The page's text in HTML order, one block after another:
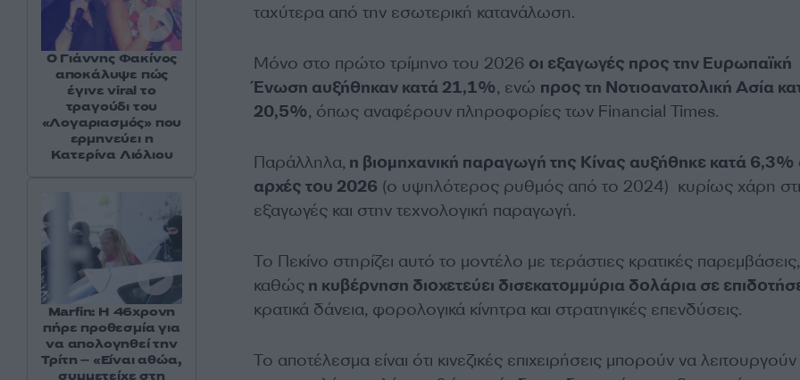
ταχύτερα από την εσωτερική κατανάλωση.
Μόνο στο πρώτο τρίμηνο του 2026 οι εξαγωγές προς την Ευρωπαϊκή
Ένωση αυξήθηκαν κατά 21,1%, ενώ προς τη Νοτιοανατολική Ασία
20,5%, όπως αναφέρουν πληροφορίες των Financial Times.
Παράλληλα, η βιομηχανική παραγωγή της Κίνας αυξήθηκε κατά 6,3%
αρχές του 2026 (ο υψηλότερος ρυθμός από το 2024) κυρίως χάρη
εξαγωγές και στην τεχνολογική παραγωγή.
Το Πεκίνο στηρίζει αυτό το μοντέλο με τεράστιες κρατικές παρεμβάσεις,
καθώςη κυβέρνηση διοχετεύει δισεκατομμύρια δολάρια σε
κρατικά δάνεια, φορολογικά κίνητρα και στρατηγικές επενδύσεις.
Το αποτέλεσμα είναι ότι κινεζικές επιχειρήσεις μπορούν να
Ο Γιάννης Φακίνος
αποκάλυψε πώς
έγινε viral το
τραγούδι του
«Λογαριασμός» που
ερμηνεύει η
Κατερίνα Λιόλιου
Marfin: Η 46χρονη
πήρε προθεσμία για
να απολογηθεί την
Τρίτη – «Είναι αθώα,
συμμετείχε στη